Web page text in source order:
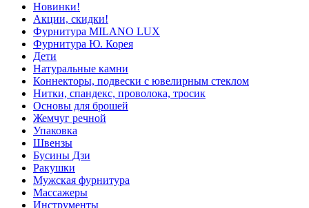
Новинки!
Акции, скидки!
Фурнитура MILANO LUX
Фурнитура Ю. Корея
Дети
Натуральные камни
Коннекторы, подвески с ювелирным стеклом
Нитки, спандекс, проволока, тросик
Основы для брошей
Жемчуг речной
Упаковка
Швензы
Бусины Дзи
Ракушки
Мужская фурнитура
Массажеры
Инструменты